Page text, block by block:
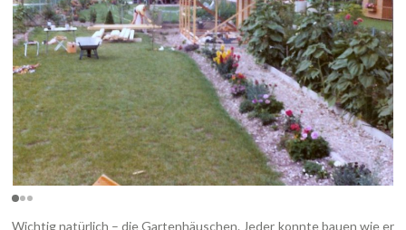
Wichtig natürlich – die Gartenhäuschen. Jeder konnte bauen wie er